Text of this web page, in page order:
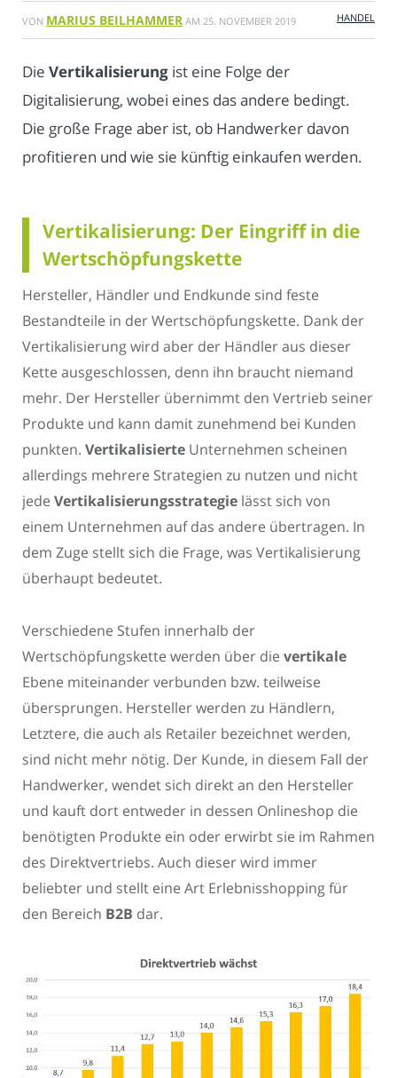
VON MARIUS BEILHAMMER AM 25. NOVEMBER 2019 HANDEL
Die Vertikalisierung ist eine Folge der
Digitalisierung, wobei eines das andere bedingt.
Die große Frage aber ist, ob Handwerker davon
profitieren und wie sie künftig einkaufen werden.
Vertikalisierung: Der Eingriff in die
Wertschöpfungskette
Hersteller, Händler und Endkunde sind feste
Bestandteile in der Wertschöpfungskette. Dank der
Vertikalisierung wird aber der Händler aus dieser
Kette ausgeschlossen, denn ihn braucht niemand
mehr. Der Hersteller übernimmt den Vertrieb seiner
Produkte und kann damit zunehmend bei Kunden
punkten. Vertikalisierte Unternehmen scheinen
allerdings mehrere Strategien zu nutzen und nicht
jede Vertikalisierungsstrategie lässt sich von
einem Unternehmen auf das andere übertragen. In
dem Zuge stellt sich die Frage, was Vertikalisierung
überhaupt bedeutet.
Verschiedene Stufen innerhalb der
Wertschöpfungskette werden über die vertikale
Ebene miteinander verbunden bzw. teilweise
übersprungen. Hersteller werden zu Händlern,
Letztere, die auch als Retailer bezeichnet werden,
sind nicht mehr nötig. Der Kunde, in diesem Fall der
Handwerker, wendet sich direkt an den Hersteller
und kauft dort entweder in dessen Onlineshop die
benötigten Produkte ein oder erwirbt sie im Rahmen
des Direktvertriebs. Auch dieser wird immer
beliebter und stellt eine Art Erlebnisshopping für
den Bereich B2B dar.